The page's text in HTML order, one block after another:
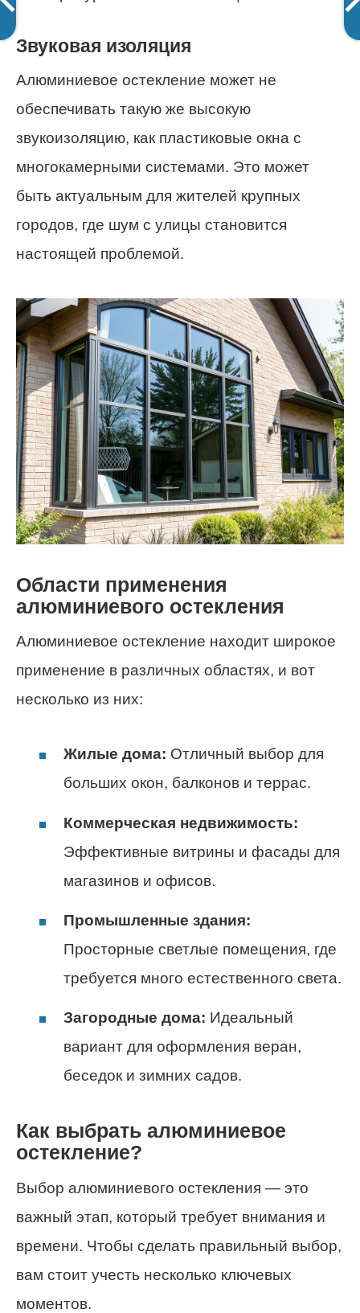
Звуковая изоляция
Алюминиевое остекление может не
обеспечивать такую же высокую
звукоизоляцию, как пластиковые окна с
многокамерными системами. Это может
быть актуальным для жителей крупных
городов, где шум с улицы становится
настоящей проблемой.
Области применения
алюминиевого остекления
Алюминиевое остекление находит широкое
применение в различных областях, и вот
несколько из них:
Жилые дома: Отличный выбор для
больших окон, балконов и террас.
Коммерческая недвижимость:
Эффективные витрины и фасады для
магазинов и офисов.
Промышленные здания:
Просторные светлые помещения, где
требуется много естественного света.
Загородные дома: Идеальный
вариант для оформления веран,
беседок и зимних садов.
Как выбрать алюминиевое
остекление?
Выбор алюминиевого остекления — это
важный этап, который требует внимания и
времени. Чтобы сделать правильный выбор,
вам стоит учесть несколько ключевых
моментов.